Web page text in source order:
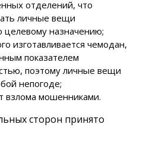
отделений, что
личные вещи
целевому назначению;
изготавливается чемодан,
показателем
поэтому личные вещи
непогоде;
взлома мошенниками.
сторон принято